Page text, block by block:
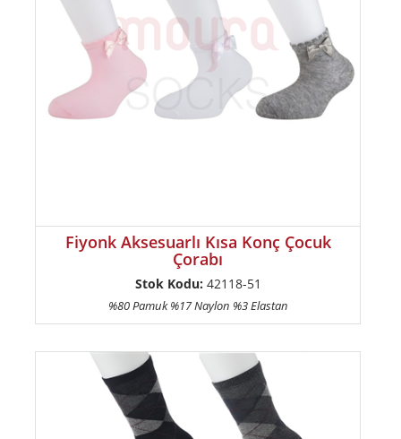
Fiyonk Aksesuarlı Kısa Konç Çocuk
Çorabı
Stok Kodu: 42118-51
%80 Pamuk %17 Naylon %3 Elastan